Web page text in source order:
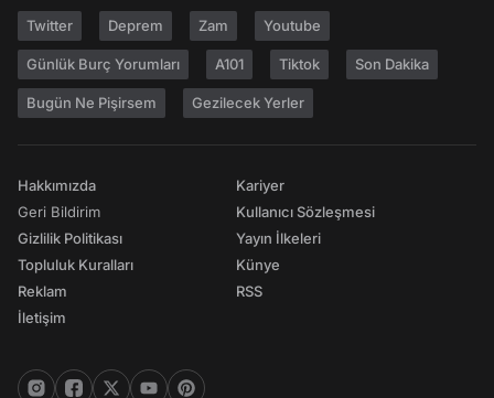
Twitter Deprem Zam Youtube
Günlük Burç Yorumları A101 Tiktok Son Dakika
Bugün Ne Pişirsem Gezilecek Yerler
Hakkımızda
Geri Bildirim
Gizlilik Politikası
Topluluk Kuralları
Reklam
İletişim
Kariyer
Kullanıcı Sözleşmesi
Yayın İlkeleri
Künye
RSS